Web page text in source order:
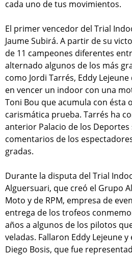
cada uno de tus movimientos.
El primer vencedor del Trial
Jaume Subirá. A partir de su
de 11 campeones diferentes
alternado algunos de los más
como Jordi Tarrés, Eddy
en vencer un indoor con una
Toni Bou que acumula con ésta
carismática prueba. Tarrés ha
anterior Palacio de los Deportes
comentarios de los
gradas.
Durante la disputa del Trial
Alguersuari, que creó el Grupo
Moto y de RPM, empresa de
entrega de los trofeos
años a algunos de los pilotos
veladas. Fallaron Eddy Lejeune
Diego Bosis, que fue